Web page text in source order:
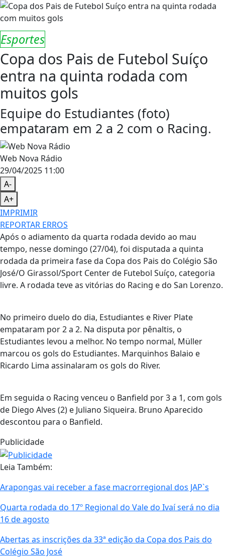
Esportes
Copa dos Pais de Futebol Suíço
entra na quinta rodada com
muitos gols
Equipe do Estudiantes (foto)
empataram em 2 a 2 com o Racing.
Web Nova Rádio
29/04/2025 11:00
A-
A+
IMPRIMIR
REPORTAR ERROS
Após o adiamento da quarta rodada devido ao mau
tempo, nesse domingo (27/04), foi disputada a quinta
rodada da primeira fase da Copa dos Pais do Colégio São
José/O Girassol/Sport Center de Futebol Suíço, categoria
livre. A rodada teve as vitórias do Racing e do San Lorenzo.
No primeiro duelo do dia, Estudiantes e River Plate
empataram por 2 a 2. Na disputa por pênaltis, o
Estudiantes levou a melhor. No tempo normal, Müller
marcou os gols do Estudiantes. Marquinhos Balaio e
Ricardo Lima assinalaram os gols do River.
Em seguida o Racing venceu o Banfield por 3 a 1, com gols
de Diego Alves (2) e Juliano Siqueira. Bruno Aparecido
descontou para o Banfield.
Publicidade
Leia Também:
Arapongas vai receber a fase macrorregional dos JAP`s
Quarta rodada do 17º Regional do Vale do Ivaí será no dia
16 de agosto
Abertas as inscrições da 33ª edição da Copa dos Pais do
Colégio São José